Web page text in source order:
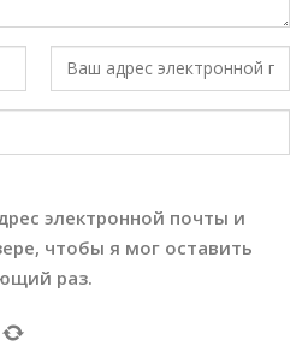
электронной почты и
чтобы я мог оставить
раз.